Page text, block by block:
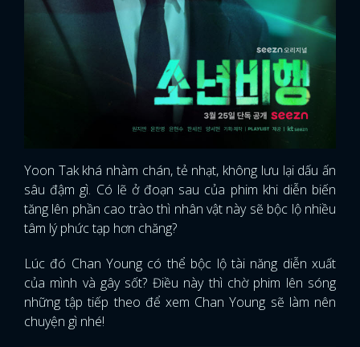
Yoon Tak khá nhàm chán, tẻ nhạt, không lưu lại dấu ấn
sâu đậm gì. Có lẽ ở đoạn sau của phim khi diễn biến
tăng lên phần cao trào thì nhân vật này sẽ bộc lộ nhiều
tâm lý phức tạp hơn chăng?
Lúc đó Chan Young có thể bộc lộ tài năng diễn xuất
của mình và gây sốt? Điều này thì chờ phim lên sóng
những tập tiếp theo để xem Chan Young sẽ làm nên
chuyện gì nhé!